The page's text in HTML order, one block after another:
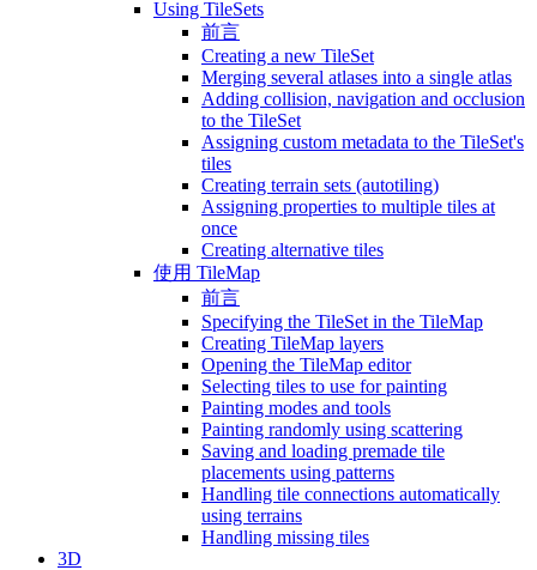
Using TileSets
前言
Creating a new TileSet
Merging several atlases into a single atlas
Adding collision, navigation and occlusion
to the TileSet
Assigning custom metadata to the TileSet's
tiles
Creating terrain sets (autotiling)
Assigning properties to multiple tiles at
once
Creating alternative tiles
使用 TileMap
前言
Specifying the TileSet in the TileMap
Creating TileMap layers
Opening the TileMap editor
Selecting tiles to use for painting
Painting modes and tools
Painting randomly using scattering
Saving and loading premade tile
placements using patterns
Handling tile connections automatically
using terrains
Handling missing tiles
3D